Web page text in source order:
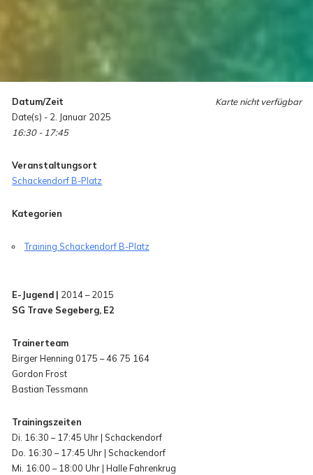
Karte nicht verfügbar
Datum/Zeit
Date(s) - 2. Januar 2025
16:30 - 17:45
Veranstaltungsort
Schackendorf B-Platz
Kategorien
Training Schackendorf B-Platz
E-Jugend | 2014 – 2015
SG Trave Segeberg, E2
Trainerteam
Birger Henning 0175 – 46 75 164
Gordon Frost
Bastian Tessmann
Trainingszeiten
Di. 16:30 – 17:45 Uhr | Schackendorf
Do. 16:30 – 17:45 Uhr | Schackendorf
Mi. 16:00 – 18:00 Uhr | Halle Fahrenkrug